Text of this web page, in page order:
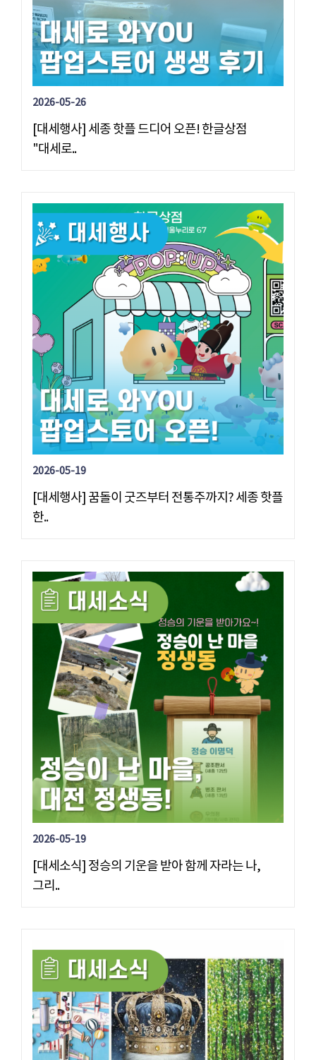
2026-05-26
[대세행사] 세종 핫플 드디어 오픈! 한글상점
"대세로..
2026-05-19
[대세행사] 꿈돌이 굿즈부터 전통주까지? 세종 핫플
한..
2026-05-19
[대세소식] 정승의 기운을 받아 함께 자라는 나,
그리..